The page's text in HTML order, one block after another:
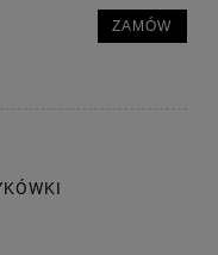
ZAMÓW